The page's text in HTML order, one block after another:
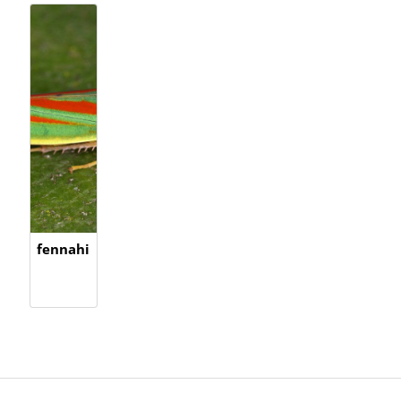
fennahi